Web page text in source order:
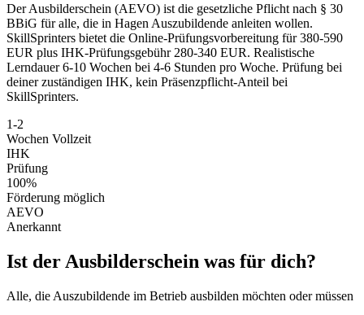
Der Ausbilderschein (AEVO) ist die gesetzliche Pflicht nach § 30
BBiG für alle, die in Hagen Auszubildende anleiten wollen.
SkillSprinters bietet die Online-Prüfungsvorbereitung für 380-590
EUR plus IHK-Prüfungsgebühr 280-340 EUR. Realistische
Lerndauer 6-10 Wochen bei 4-6 Stunden pro Woche. Prüfung bei
deiner zuständigen IHK, kein Präsenzpflicht-Anteil bei
SkillSprinters.
1-2
Wochen Vollzeit
IHK
Prüfung
100%
Förderung möglich
AEVO
Anerkannt
Ist der Ausbilderschein was für dich?
Alle, die Auszubildende im Betrieb ausbilden möchten oder müssen